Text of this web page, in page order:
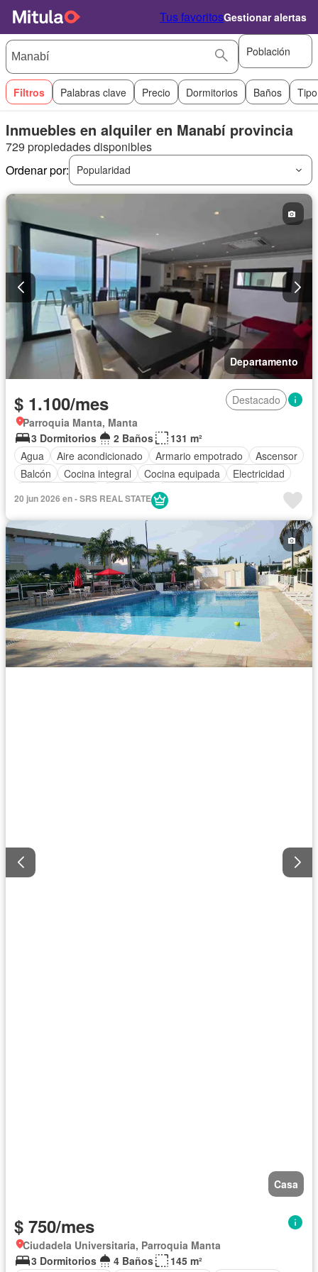
Tus favoritosGestionar alertas
Población
Filtros Palabras clave Precio Dormitorios Baños
Inmuebles en alquiler en Manabí provincia
729 propiedades disponibles
Ordenar por:
Popularidad
Departamento
$ 1.100/mes
Destacado
Parroquia Manta, Manta
3 Dormitorios
2 Baños
131 m²
Agua
Aire acondicionado Armario empotrado
Ascensor
Balcón
Cocina integral Cocina equipada
Electricidad
Garita de guardianía
Internet
Conserje Seguridad
Vista panorámica
Wifi Completamente amoblado
20 jun 2026 en - SRS REAL STATE
Casa
$ 750/mes
Ciudadela Universitaria, Parroquia Manta
3 Dormitorios
4 Baños
145 m²